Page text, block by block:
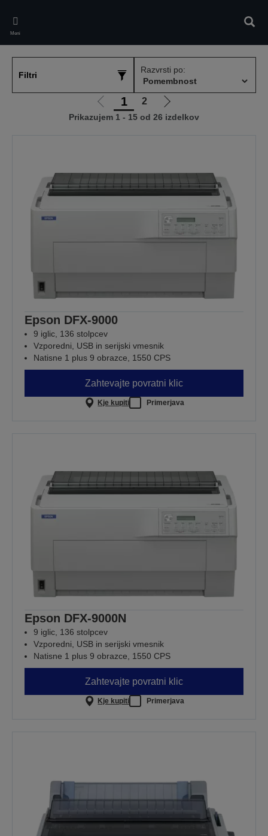
main
content
Meni
Filtri
Razvrsti po:
Pojdi
na
1 2
Pojdi
na
Prikazujem 1 - 15 od 26 izdelkov
Epson DFX-9000
9 iglic, 136 stolpcev
Vzporedni, USB in serijski vmesnik
Natisne 1 plus 9 obrazce, 1550 CPS
Zahtevajte povratni klic
Kje kupiti Primerjava
Epson DFX-9000N
9 iglic, 136 stolpcev
Vzporedni, USB in serijski vmesnik
Natisne 1 plus 9 obrazce, 1550 CPS
Zahtevajte povratni klic
Kje kupiti Primerjava